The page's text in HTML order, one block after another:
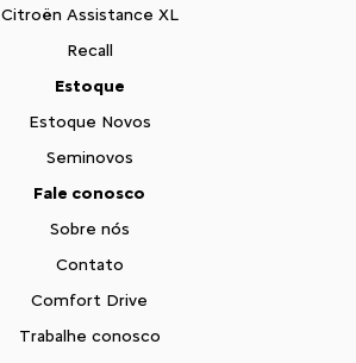
Citroën Assistance XL
Recall
Estoque
Estoque Novos
Seminovos
Fale conosco
Sobre nós
Contato
Comfort Drive
Trabalhe conosco